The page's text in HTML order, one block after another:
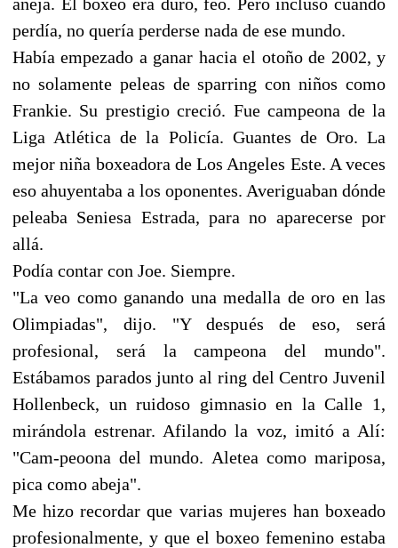
perdía, no quería perderse nada de ese mundo.
Había empezado a ganar hacia el otoño de 2002, y
no solamente peleas de sparring con niños como
Frankie. Su prestigio creció. Fue campeona de la
Liga Atlética de la Policía. Guantes de Oro. La
mejor niña boxeadora de Los Angeles Este. A veces
eso ahuyentaba a los oponentes. Averiguaban dónde
peleaba Seniesa Estrada, para no aparecerse por
allá.
Podía contar con Joe. Siempre.
"La veo como ganando una medalla de oro en las
Olimpiadas", dijo. "Y después de eso, será
profesional, será la campeona del mundo".
Estábamos parados junto al ring del Centro Juvenil
Hollenbeck, un ruidoso gimnasio en la Calle 1,
mirándola estrenar. Afilando la voz, imitó a Alí:
"Cam-peoona del mundo. Aletea como mariposa,
pica como abeja".
Me hizo recordar que varias mujeres han boxeado
profesionalmente, y que el boxeo femenino estaba